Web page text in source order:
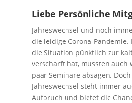
Liebe Persönliche
Jahreswechsel und noch
die leidige Corona-Pandemie.
die Situation pünktlich zur
verschärft hat, mussten auch
paar Seminare absagen.
Jahreswechsel steht immer
Aufbruch und bietet die